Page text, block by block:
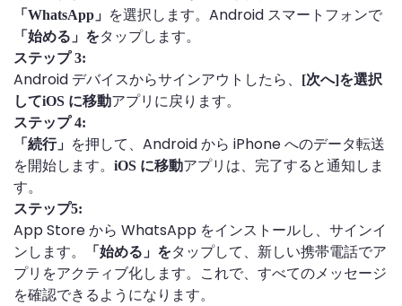
「WhatsApp」 を選択します。Android スマートフォンで
「始める」をタップします。
ステップ 3:
Android デバイスからサインアウトしたら、
[次へ]を選択
してiOS に移動アプリに戻ります。
ステップ 4:
「続行」 を押して、Android から iPhone へのデータ転送
を開始します。
iOS に移動アプリは、完了すると通知しま
す。
ステップ5:
App Store から WhatsApp をインストールし、サインイ
ンします。
「始める」をタップして、新しい携帯電話でア
プリをアクティブ化します。これで、すべてのメッセージ
を確認できるようになります。